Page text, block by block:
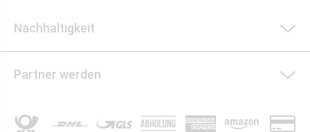
Nachhaltigkeit
Partner werden